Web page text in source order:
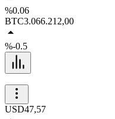
%0.06
BTC3.066.212,00
%-0.5
USD47,57